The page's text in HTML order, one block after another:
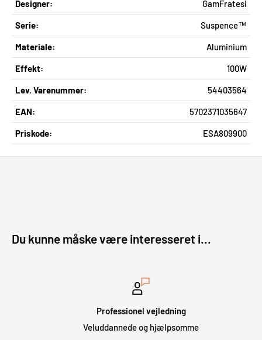
Designer: GamFratesi
Serie: Suspence™
Materiale: Aluminium
Effekt: 100W
Lev. Varenummer: 54403564
EAN: 5702371035647
Priskode: ESA809900
Du kunne måske være interesseret i...
Professionel vejledning
Veluddannede og hjælpsomme